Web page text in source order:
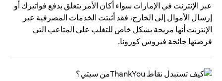
عبر الإنترنت في الإمارات سواء أكان الأمر يتعلق بدفع فواتيرك أو
إرسال الأموال إلى الخارج، فقد أثبتت الخدمات المصرفية عبر
الإنترنت أنها مريحة بشكل خاص للتغلب على المتاعب التي
فرضتها جائحة فيروس كورونا.